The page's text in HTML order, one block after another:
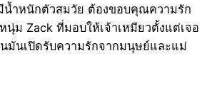
น้ำหนักตัวสมวัย ต้องขอบคุณความรัก
นุ่ม Zack ที่มอบให้เจ้าเหมียวตั้งแต่เจอ
มันเปิดรับความรักจากมนุษย์และแม่